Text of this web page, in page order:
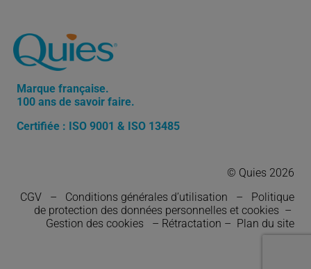
Marque française.
100 ans de savoir faire.
Certifiée : ISO 9001 & ISO 13485
© Quies 2026
CGV – Conditions générales d’utilisation –
Politique
de protection des données personnelles et cookies –
Gestion des cookies – Rétractation – Plan du site